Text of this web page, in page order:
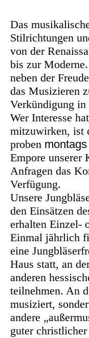
Das
Stilrichtungen
von der
bis zur
neben der
das Musizieren
Verkündigung
Wer Interesse
mitzuwirken, ist
proben
Empore unserer
Anfragen das
Verfügung.
Unsere
den Einsätzen
erhalten Einzel-
Einmal jährlich
eine
Haus statt, an
anderen
teilnehmen. An
musiziert,
andere
guter